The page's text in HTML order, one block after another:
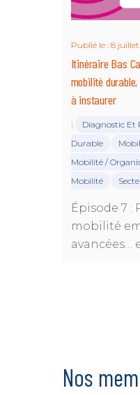
Publié le : 8
Itinéraire Bas
mobilité
à instaurer
| Diagnostic Et
Durable
Mobilité /
Mobilité
Épisode 7 :
mobilité
avancées…
Nos